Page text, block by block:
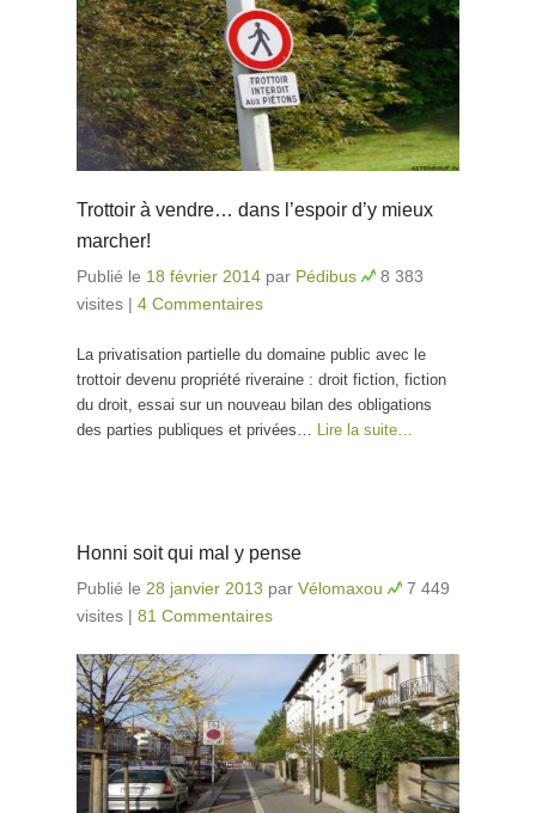
Trottoir à vendre… dans l’espoir d’y mieux
marcher!
Publié le 18 février 2014 par Pédibus
8 383
visites | 4 Commentaires
La privatisation partielle du domaine public avec le
trottoir devenu propriété riveraine : droit fiction, fiction
du droit, essai sur un nouveau bilan des obligations
des parties publiques et privées… Lire la suite…
Honni soit qui mal y pense
Publié le 28 janvier 2013 par Vélomaxou
7 449
visites | 81 Commentaires